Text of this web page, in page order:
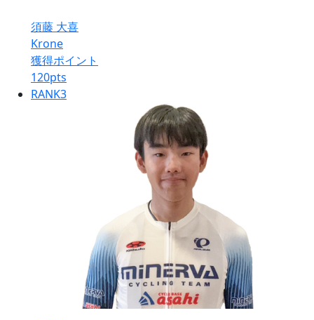
須藤 大喜
Krone
獲得ポイント
120pts
RANK3